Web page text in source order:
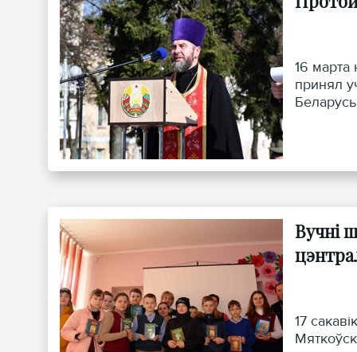
16
принял
Вучні
17